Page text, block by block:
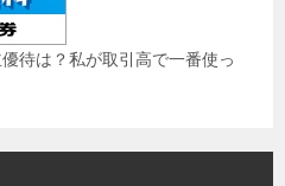
待は？私が取引高で一番使っ